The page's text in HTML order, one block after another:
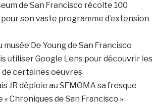
de San Francisco récolte 100
son vaste programme d’extension
musée De Young de San Francisco
utiliser Google Lens pour découvrir les
certaines oeuvres
JR déploie au SFMOMA sa fresque
Chroniques de San Francisco »